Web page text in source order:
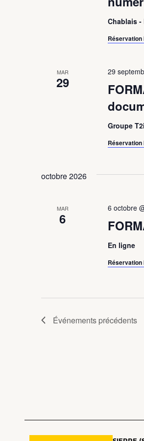
avec
Chablais
Réservation
MAR
29
29
Groupe
Réservation
octobre 2026
MAR
6
6 octobre
En ligne
Réservation
Événements précédents